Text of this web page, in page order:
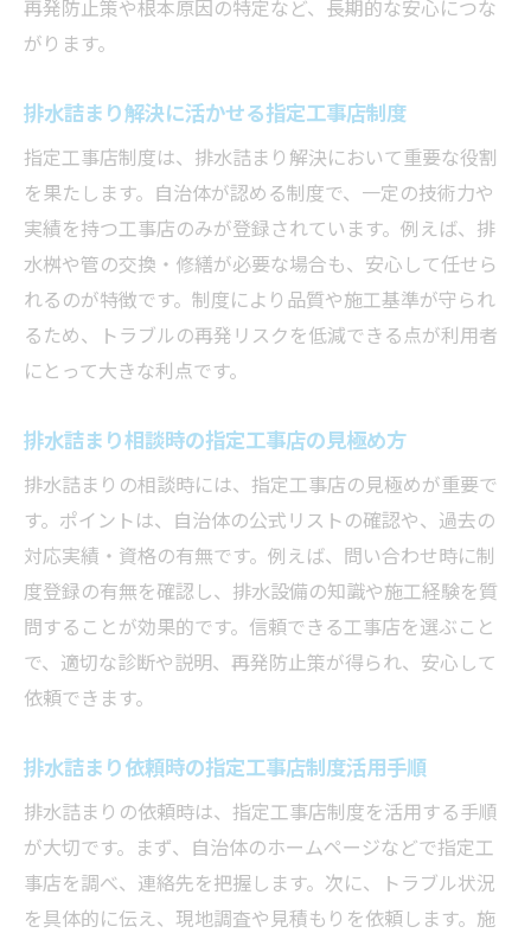
再発防止策や根本原因の特定など、長期的な安心につな
がります。
排水詰まり解決に活かせる指定工事店制度
指定工事店制度は、排水詰まり解決において重要な役割
を果たします。自治体が認める制度で、一定の技術力や
実績を持つ工事店のみが登録されています。例えば、排
水桝や管の交換・修繕が必要な場合も、安心して任せら
れるのが特徴です。制度により品質や施工基準が守られ
るため、トラブルの再発リスクを低減できる点が利用者
にとって大きな利点です。
排水詰まり相談時の指定工事店の見極め方
排水詰まりの相談時には、指定工事店の見極めが重要で
す。ポイントは、自治体の公式リストの確認や、過去の
対応実績・資格の有無です。例えば、問い合わせ時に制
度登録の有無を確認し、排水設備の知識や施工経験を質
問することが効果的です。信頼できる工事店を選ぶこと
で、適切な診断や説明、再発防止策が得られ、安心して
依頼できます。
排水詰まり依頼時の指定工事店制度活用手順
排水詰まりの依頼時は、指定工事店制度を活用する手順
が大切です。まず、自治体のホームページなどで指定工
事店を調べ、連絡先を把握します。次に、トラブル状況
を具体的に伝え、現地調査や見積もりを依頼します。施